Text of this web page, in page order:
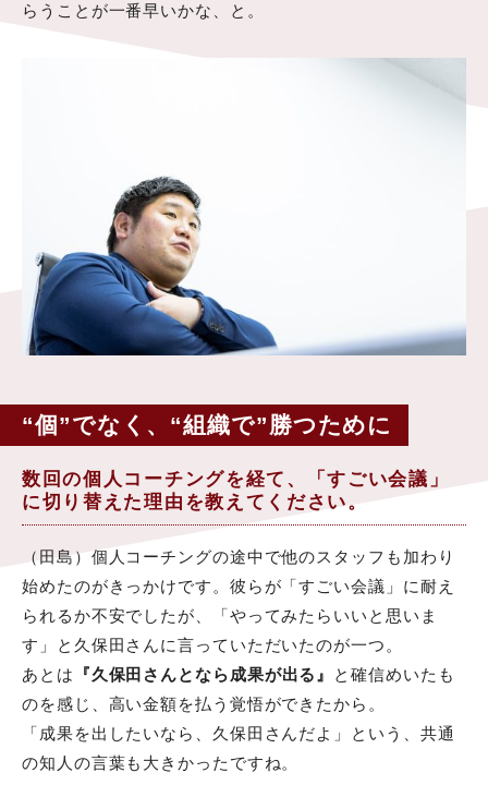
らうことが一番早いかな、と。
“個”でなく、“組織で”勝つために
数回の個人コーチングを経て、「すごい会議」
に切り替えた理由を教えてください。
（田島）個人コーチングの途中で他のスタッフも加わり
始めたのがきっかけです。彼らが「すごい会議」に耐え
られるか不安でしたが、「やってみたらいいと思いま
す」と久保田さんに言っていただいたのが一つ。
あとは
『久保田さんとなら成果が出る』
と確信めいたも
のを感じ、高い金額を払う覚悟ができたから。
「成果を出したいなら、久保田さんだよ」という、共通
の知人の言葉も大きかったですね。